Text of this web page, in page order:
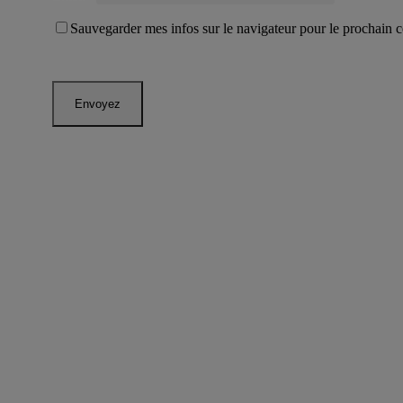
Sauvegarder mes infos sur le navigateur pour le prochain